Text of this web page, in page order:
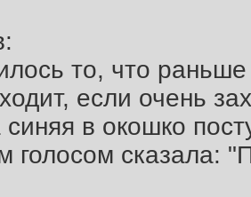
то, что
если очень
синяя в окошко
голосом сказала: